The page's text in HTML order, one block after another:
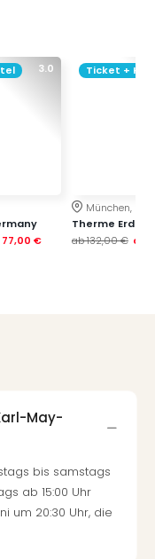
3.0
77,00 €
Ticket +
München, DE
Therme Erding
ab132,00 € ab
May-
bis samstags
ab 15:00 Uhr
um 20:30 Uhr, die